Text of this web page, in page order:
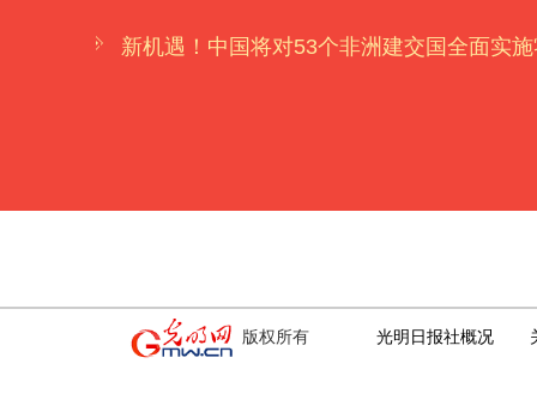
新机遇！中国将对53个非洲建交国全面实
版权所有 光明日报社概况